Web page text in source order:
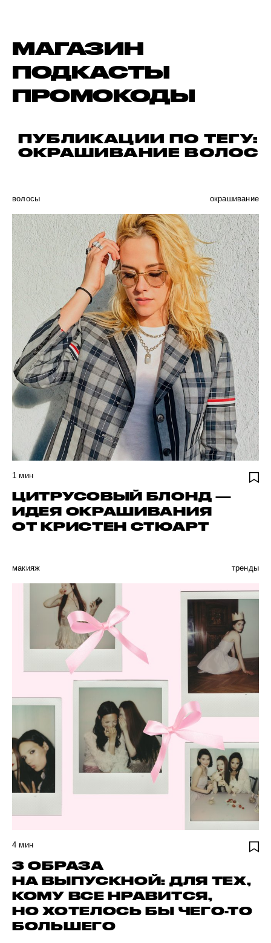
МАГАЗИН
ПОДКАСТЫ
ПРОМОКОДЫ
ПУБЛИКАЦИИ ПО ТЕГУ:
ОКРАШИВАНИЕ ВОЛОС
волосы окрашивание
1 мин
ЦИТРУСОВЫЙ БЛОНД —
ИДЕЯ ОКРАШИВАНИЯ
ОТ КРИСТЕН СТЮАРТ
макияж тренды
4 мин
3 ОБРАЗА
НА ВЫПУСКНОЙ: ДЛЯ ТЕХ,
КОМУ ВСЕ НРАВИТСЯ,
НО ХОТЕЛОСЬ БЫ ЧЕГО-ТО
БОЛЬШЕГО